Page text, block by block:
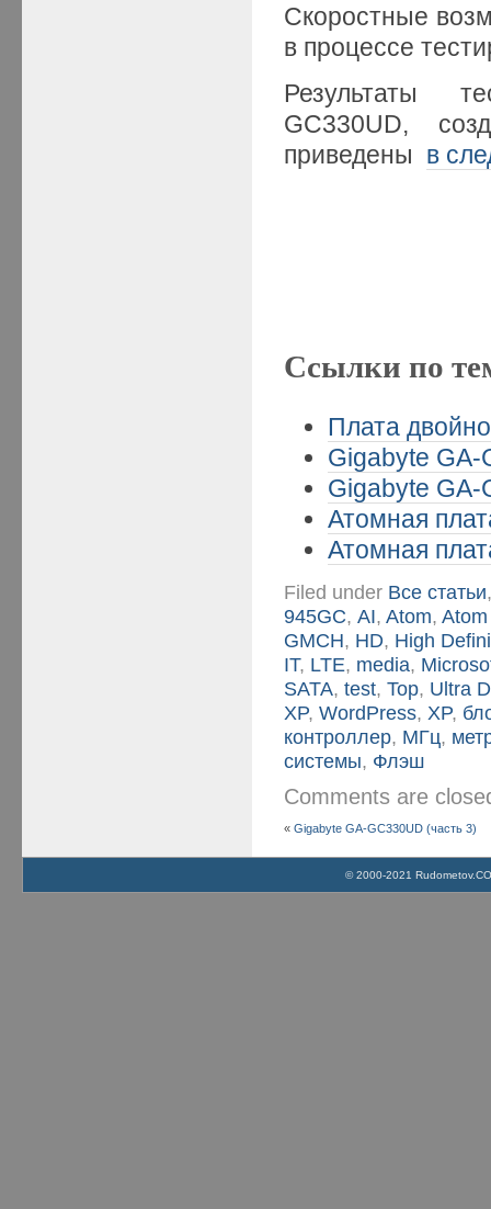
Скоростные
в процессе
Результаты
GC330UD,
приведены в
Ссылки по
Плата
Gigabyte GA-
Gigabyte GA-
Атомная
Атомная
Filed under Все статьи
945GС,AI,Atom,
GMCH, HD, High
IT, LTE, media,
SATA,test,Top, Ultra
XP,WordPress, XP,
контроллер, МГц,
системы, Флэш
Comments are
«Gigabyte GA-GC330UD (часть 3)
© 2000-2021